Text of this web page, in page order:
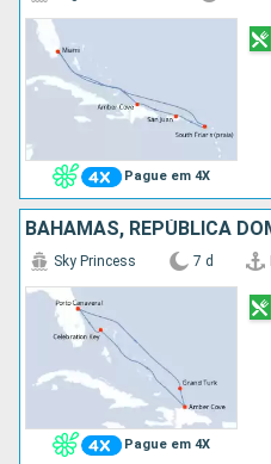
Pague em 4X
Pague em 4X
Sky Princess 7 d